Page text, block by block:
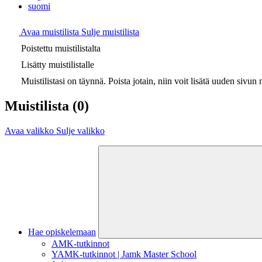
suomi
Avaa muistilista Sulje muistilista
Poistettu muistilistalta
Lisätty muistilistalle
Muistilistasi on täynnä. Poista jotain, niin voit lisätä uuden sivun
Muistilista (0)
Avaa valikko Sulje valikko
Hae opiskelemaan
AMK-tutkinnot
YAMK-tutkinnot | Jamk Master School